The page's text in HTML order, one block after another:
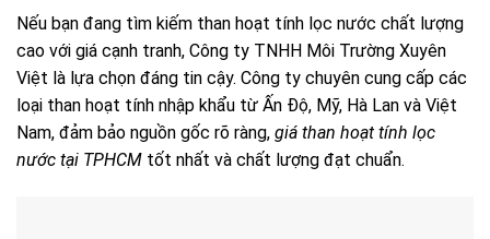
Nếu bạn đang tìm kiếm than hoạt tính lọc nước chất lượng
cao với giá cạnh tranh, Công ty TNHH Môi Trường Xuyên
Việt là lựa chọn đáng tin cậy. Công ty chuyên cung cấp các
loại than hoạt tính nhập khẩu từ Ấn Độ, Mỹ, Hà Lan và Việt
Nam, đảm bảo nguồn gốc rõ ràng, giá than hoạt tính lọc
nước tại TPHCM tốt nhất và chất lượng đạt chuẩn.